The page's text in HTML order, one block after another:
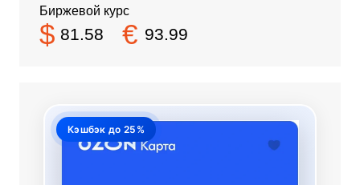
Биржевой курс
$ 81.58 € 93.99
Кэшбэк до 25%